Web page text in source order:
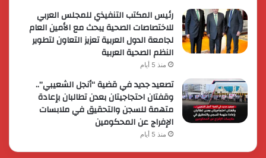
رئيس المكتب التنفيذي للمجلس العربي
للاختصاصات الصحية يبحث مع الأمين العام
لجامعة الدول العربية تعزيز التعاون لتطوير
النظم الصحية العربية
منذ 5 أيام
تصعيد جديد في قضية “أنجل الشعيبي”..
وقفتان احتجاجيتان بعدن تطالبان بإعادة
متهمة للسجن والتحقيق في ملابسات
الإفراج عن المحكومين
منذ 5 أيام